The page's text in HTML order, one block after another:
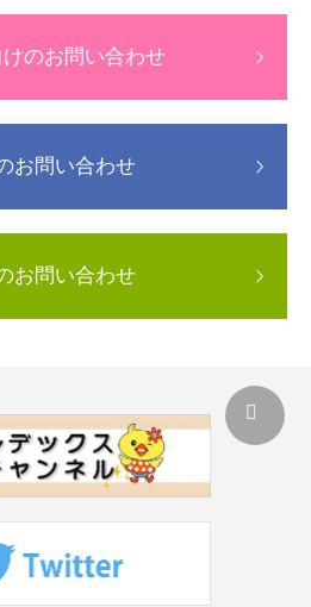
のお問い合わせ
お問い合わせ
お問い合わせ